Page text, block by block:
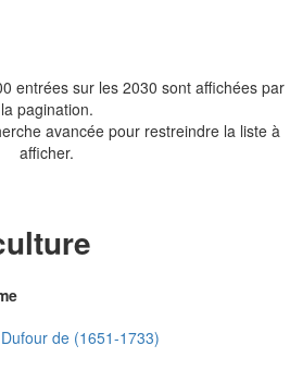
entrées sur les 2030 sont affichées par
la pagination.
avancée pour restreindre la liste à
afficher.
de (1651-1733)